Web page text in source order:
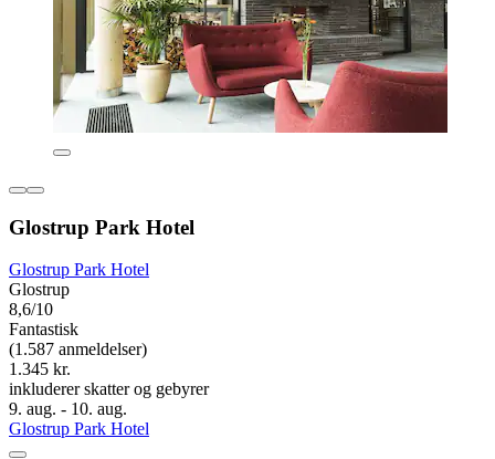
Glostrup Park Hotel
Glostrup Park Hotel
Glostrup
8,6/10
Fantastisk
(1.587 anmeldelser)
1.345 kr.
inkluderer skatter og gebyrer
9. aug. - 10. aug.
Glostrup Park Hotel